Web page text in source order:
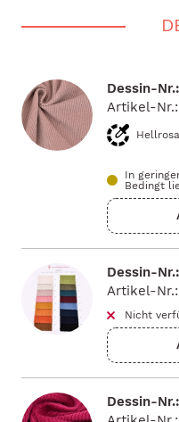
Dessin-
Artikel-
Hellrosa
In
Bedingt
Dessin-
Artikel-Nr.:
Nicht
Dessin-